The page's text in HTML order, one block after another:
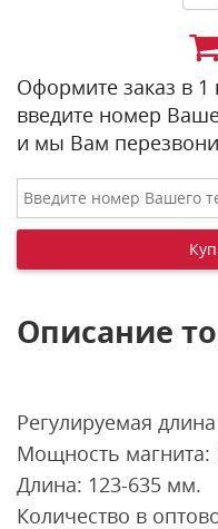
Оформите заказ в
введите номер
и мы Вам
Описание
Регулируемая
Мощность магнита:
Длина: 123-635 мм.
Количество в